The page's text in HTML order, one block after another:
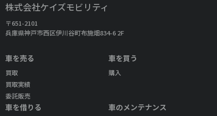
株式会社ケイズモビリティ
〒651-2101
兵庫県神戸市西区伊川谷町布施畑834-6 2F
車を売る
買取
買取実績
委託販売
車を買う
購入
車を借りる 車のメンテナンス